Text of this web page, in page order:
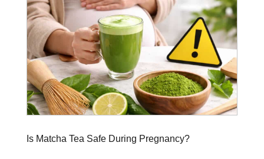
Is Matcha Tea Safe During Pregnancy?